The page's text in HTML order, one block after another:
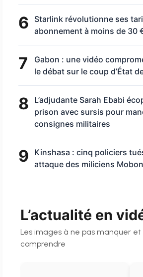
6
Starlink révolutionne ses
abonnement à moins de 30
7
Gabon : une vidéo
le débat sur le coup d’État
8
L’adjudante Sarah Ebabi
prison avec sursis pour
consignes militaires
9
Kinshasa : cinq policiers
attaque des miliciens
L’actualité en
Les images à ne pas manquer et
comprendre